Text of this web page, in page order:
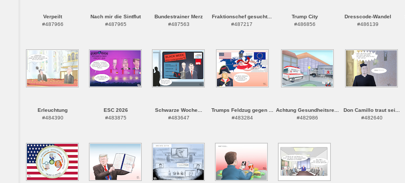
Verpeilt
#487966
Nach mir die Sintflut
#487965
Bundestrainer Merz
#487563
Fraktionschef gesucht...
#487217
Trump City
#486856
Dresscode-Wandel
#486139
Erleuchtung
#484390
ESC 2026
#483875
Schwarze Woche...
#483647
Trumps Feldzug gegen ...
#483284
Achtung Gesundheitsre...
#482986
Don Camillo traut sei...
#482640